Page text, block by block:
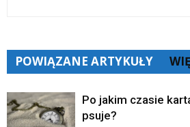
POWIĄZANE ARTYKUŁY
Po jakim czasie
psuje?